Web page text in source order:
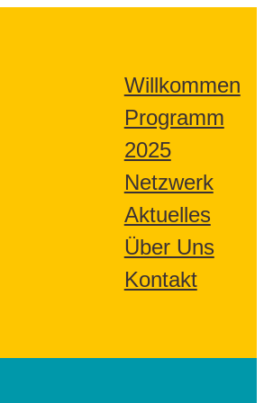
Willkommen
Programm
2025
Netzwerk
Aktuelles
Über Uns
Kontakt